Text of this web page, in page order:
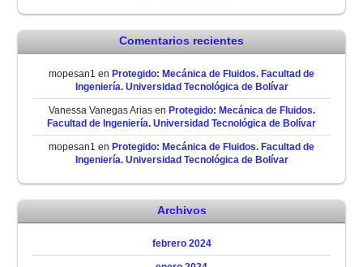
Comentarios recientes
mopesan1 en Protegido: Mecánica de Fluidos. Facultad de
Ingeniería. Universidad Tecnológica de Bolívar
Vanessa Vanegas Ariasen Protegido: Mecánica de Fluidos.
Facultad de Ingeniería. Universidad Tecnológica de Bolívar
mopesan1 en Protegido: Mecánica de Fluidos. Facultad de
Ingeniería. Universidad Tecnológica de Bolívar
Archivos
febrero 2024